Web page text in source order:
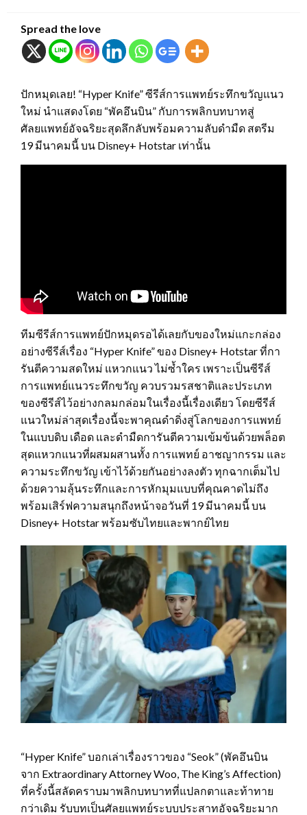
Spread the love
ปักหมุดเลย! “Hyper Knife” ซีรีส์การแพทย์ระทึกขวัญแนว
ใหม่ นำแสดงโดย “พัคอึนบิน” กับการพลิกบทบาทสู่
ศัลยแพทย์อัจฉริยะสุดลึกลับพร้อมความลับดำมืด สตรีม
19 มีนาคมนี้ บน Disney+ Hotstar เท่านั้น
ทีมซีรีส์การแพทย์ปักหมุดรอได้เลยกับของใหม่แกะกล่อง
อย่างซีรีส์เรื่อง “Hyper Knife” ของ Disney+ Hotstar ที่กา
รันตีความสดใหม่ แหวกแนว ไม่ซ้ำใคร เพราะเป็นซีรีส์
การแพทย์แนวระทึกขวัญ ควบรวมรสชาติและประเภท
ของซีรีส์ไว้อย่างกลมกล่อมในเรื่องนี้เรื่องเดียว โดยซีรีส์
แนวใหม่ล่าสุดเรื่องนี้จะพาคุณดำดิ่งสู่โลกของการแพทย์
ในแบบดิบ เดือด และดำมืดการันตีความเข้มข้นด้วยพล็อต
สุดแหวกแนวที่ผสมผสานทั้ง การแพทย์ อาชญากรรม และ
ความระทึกขวัญ เข้าไว้ด้วยกันอย่างลงตัว ทุกฉากเต็มไป
ด้วยความลุ้นระทึกและการหักมุมแบบที่คุณคาดไม่ถึง
พร้อมเสิร์ฟความสนุกถึงหน้าจอวันที่ 19 มีนาคมนี้ บน
Disney+ Hotstar พร้อมซับไทยและพากย์ไทย
“Hyper Knife” บอกเล่าเรื่องราวของ “Seok” (พัคอึนบิน
จาก Extraordinary Attorney Woo, The King’s Affection)
ที่ครั้งนี้สลัดคราบมาพลิกบทบาทที่แปลกตาและท้าทาย
กว่าเดิม รับบทเป็นศัลยแพทย์ระบบประสาทอัจฉริยะมาก